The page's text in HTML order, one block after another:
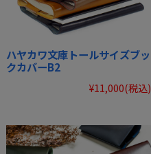
ハヤカワ文庫トールサイズブッ
クカバーB2
¥11,000(税込)